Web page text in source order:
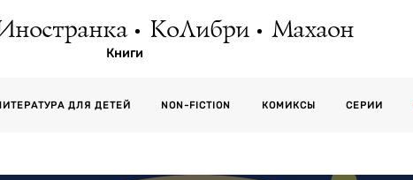
КоЛибри Махаон
Книги
ДЛЯ ДЕТЕЙ NON-FICTION КОМИКСЫ СЕРИИ